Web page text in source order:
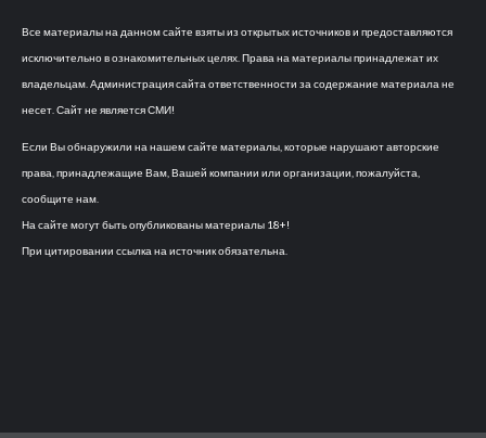
Все материалы на данном сайте взяты из открытых источников и предоставляются
исключительно в ознакомительных целях. Права на материалы принадлежат их
владельцам. Администрация сайта ответственности за содержание материала не
несет. Сайт не является СМИ!
Если Вы обнаружили на нашем сайте материалы, которые нарушают авторские
права, принадлежащие Вам, Вашей компании или организации, пожалуйста,
сообщите нам.
На сайте могут быть опубликованы материалы 18+!
При цитировании ссылка на источник обязательна.